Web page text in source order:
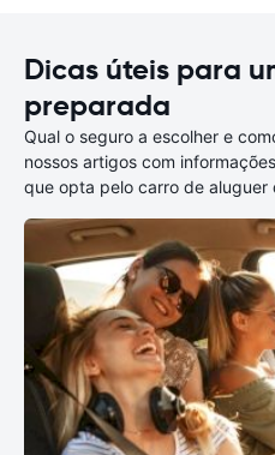
Dicas úteis para
preparada
Qual o seguro a escolher e
nossos artigos com
que opta pelo carro de aluguer